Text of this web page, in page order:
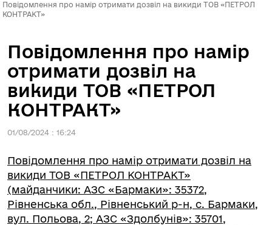
Повідомлення про намір отримати дозвіл на викиди ТОВ «ПЕТРОЛ
КОНТРАКТ»
Повідомлення про намір
отримати дозвіл на
викиди ТОВ «ПЕТРОЛ
КОНТРАКТ»
01/08/2024 : 16:24
Повідомлення про намір отримати дозвіл на
викиди ТОВ «ПЕТРОЛ КОНТРАКТ»
(майданчики: АЗС «Бармаки»: 35372,
Рівненська обл., Рівненський р-н, с. Бармаки,
вул. Польова, 2; АЗС «Здолбунів»: 35701,